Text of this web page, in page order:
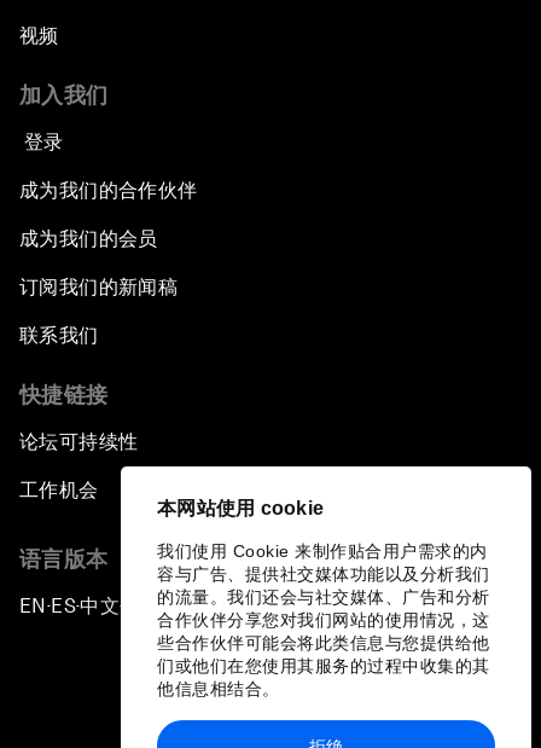
本网站使用 cookie
我们使用 Cookie 来制作贴合用户需求的内
容与广告、提供社交媒体功能以及分析我们
的流量。我们还会与社交媒体、广告和分析
合作伙伴分享您对我们网站的使用情况，这
些合作伙伴可能会将此类信息与您提供给他
们或他们在您使用其服务的过程中收集的其
他信息相结合。
视频
加入我们
登录
成为我们的合作伙伴
成为我们的会员
订阅我们的新闻稿
联系我们
快捷链接
论坛可持续性
工作机会
语言版本
EN ▪ES▪中文▪ 日本語